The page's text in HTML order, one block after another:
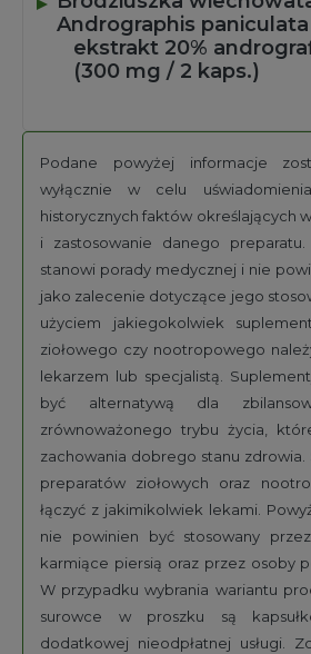
Andrographis paniculata
ekstrakt 20%
(300 mg / 2 kaps.)
Podane powyżej informacje
wyłącznie w celu
historycznych faktów określających
i zastosowanie danego
stanowi porady medycznej i nie
jako zalecenie dotyczące jego
użyciem jakiegokolwiek
ziołowego czy nootropowego
lekarzem lub specjalistą.
być alternatywą dla
zrównoważonego trybu życia,
zachowania dobrego stanu
preparatów ziołowych oraz
łączyć z jakimikolwiek lekami.
nie powinien być stosowany
karmiące piersią oraz przez osoby
W przypadku wybrania wariantu
surowce w proszku są
dodatkowej nieodpłatnej usługi.